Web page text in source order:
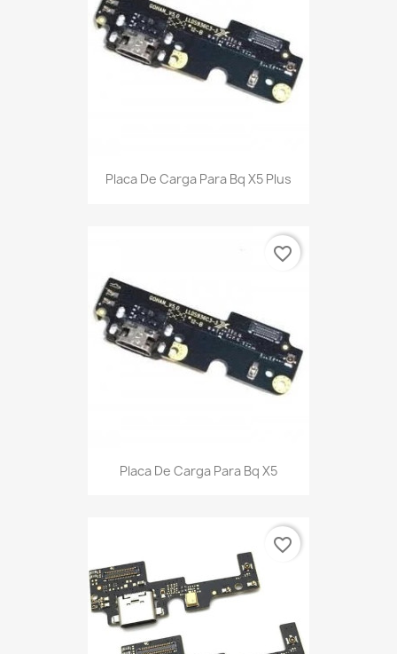
Placa De Carga Para Bq X5 Plus
Placa De Carga Para Bq X5
favorite_border
favorite_border